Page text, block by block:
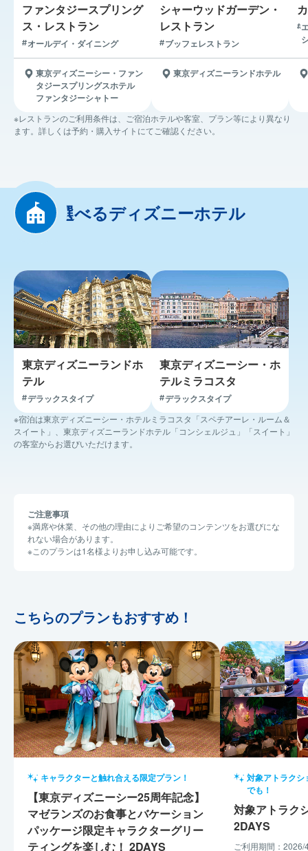
ファンタジースプリング
ス・レストラン
オールデイ・ダイニング
東京ディズニーシー・ファン
タジースプリングスホテル
ファンタジーシャトー
シャーウッドガーデン・
レストラン
ブッフェレストラン
東京ディズニーランドホテル
※レストランのご利用条件は、ご宿泊ホテルや客室、プラン等により異なり
ます。詳しくは予約・購入サイトにてご確認ください。
選べるディズニーホテル
東京ディズニーランドホ
テル
デラックスタイプ
東京ディズニーシー・ホ
テルミラコスタ
デラックスタイプ
※宿泊は東京ディズニーシー・ホテルミラコスタ「スペチアーレ・ルーム＆
スイート」、東京ディズニーランドホテル「コンシェルジュ」「スイート」
の客室からお選びいただけます。
ご注意事項
※満席や休業、その他の理由によりご希望のコンテンツをお選びにな
れない場合があります。
※このプランは1名様よりお申し込み可能です。
こちらのプランもおすすめ！
キャラクターと触れ合える限定プラン！
【東京ディズニーシー25周年記念】
マゼランズのお食事とバケーション
パッケージ限定キャラクターグリー
ティングを楽しむ！ 2DAYS
対象アトラクシ
でも！
対象アトラク
2DAYS
ご利用期間：2026/